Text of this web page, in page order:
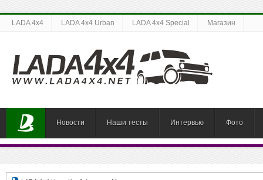
LADA 4x4 LADA 4x4 Urban LADA 4x4 Special Магазин
Новости Наши тесты Интервью Фото